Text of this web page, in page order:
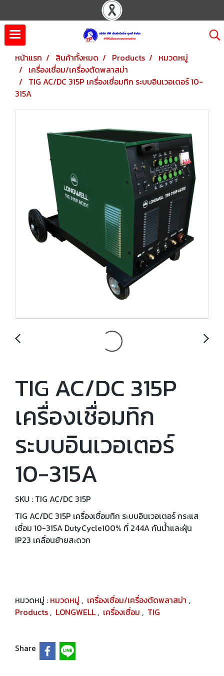
หน้าแรก สินค้าทั้งหมด Products
หมวดหมู่
เครื่องเชื่อม/เครื่องตัดพลาสม่า
TIG AC/DC 315P เครื่องเชื่อมทิก ระบบอินเวอเตอร์ 10-
315A
TIG AC/DC 315P
เครื่องเชื่อมทิก
ระบบอินเวอเตอร์
10-315A
SKU : TIG AC/DC 315P
TIG AC/DC 315P เครื่องเชื่อมทิก ระบบอินเวอเตอร์ กระแส
เชื่อม 10-315A DutyCycle100% ที่ 244A กันน้ำและฝุ่น
IP23 เคลื่อนย้ายสะดวก
หมวดหมู่ : หมวดหมู่ , เครื่องเชื่อม/เครื่องตัดพลาสม่า ,
Products , LONGWELL , เครื่องเชื่อม , TIG
Share